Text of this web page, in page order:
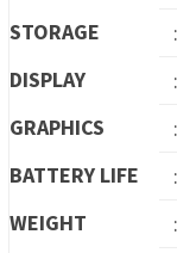
STORAGE
DISPLAY
GRAPHICS
BATTERY LIFE
WEIGHT